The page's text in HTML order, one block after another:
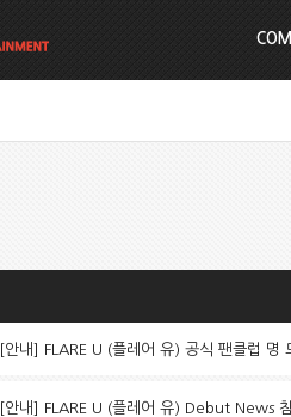
[안내] FLARE U (플레어 유) 공식 팬클럽 명
[안내] FLARE U (플레어 유) Debut News